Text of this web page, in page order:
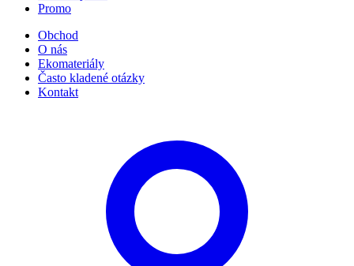
Promo
Obchod
O nás
Ekomateriály
Často kladené otázky
Kontakt